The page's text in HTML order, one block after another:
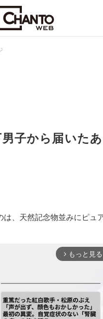
子から届いた
、天然記念物並みにピュ
arrow_forward_ios もっと見る